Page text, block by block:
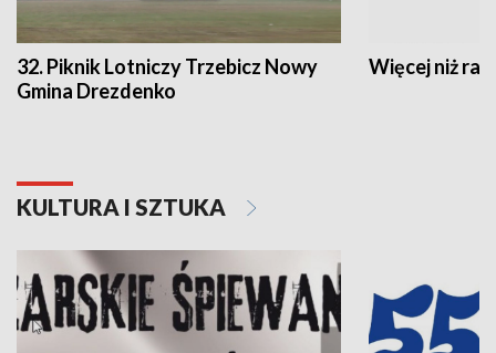
32. Piknik Lotniczy Trzebicz Nowy
Gmina Drezdenko
Więcej niż rajd
KULTURA I SZTUKA